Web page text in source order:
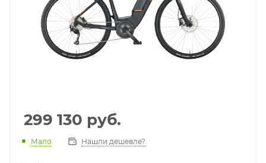
299 130 руб.
Мало Нашли дешевле?